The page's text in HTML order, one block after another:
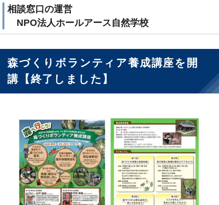
相談窓口の運営
NPO法人ホールアース自然学校
森づくりボランティア養成講座を開
講【終了しました】